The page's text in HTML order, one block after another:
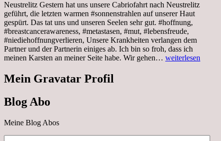
Neustrelitz Gestern hat uns unsere Cabriofahrt nach Neustrelitz
geführt, die letzten warmen #sonnenstrahlen auf unserer Haut
gespürt. Das tat uns und unseren Seelen sehr gut. #hoffnung,
#breastcancerawareness, #metastasen, #mut, #lebensfreude,
#niediehoffnungverlieren, Unsere Krankheiten verlangen dem
Partner und der Partnerin einiges ab. Ich bin so froh, dass ich
meinen Karsten an meiner Seite habe. Wir gehen… Sonnabend,
weiterlesen
Mein Gravatar Profil
Blog Abo
Meine Blog Abos